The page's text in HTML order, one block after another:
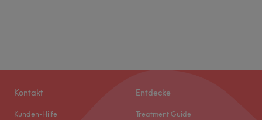
Kontakt
Kunden-Hilfe
Entdecke
Treatment Guide